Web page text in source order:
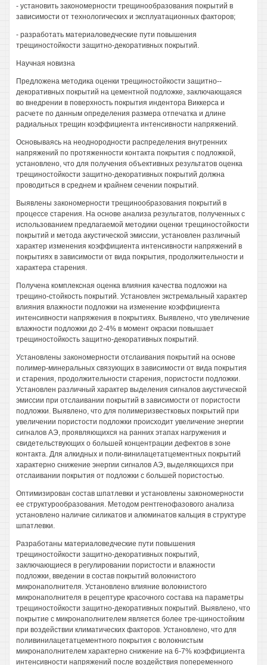
- установить закономерности трещинообразования покрытий в
зависимости от технологических и эксплуатационных факторов;
- разработать материаловедческие пути повышения
трещиностойкости защитно-декоративных покрытий.
Научная новизна
Предложена методика оценки трещиностойкости защитно--
декоративных покрытий на цементной подложке, заключающаяся
во внедрении в поверхность покрытия индентора Виккерса и
расчете по данным определения размера отпечатка и длине
радиальных трещин коэффициента интенсивности напряжений.
Основываясь на неоднородности распределения внутренних
напряжений по протяженности контакта покрытия с подложкой,
установлено, что для получения объективных результатов оценка
трещиностойкости защитно-декоративных покрытий должна
проводиться в среднем и крайнем сечении покрытий.
Выявлены закономерности трещинообразования покрытий в
процессе старения. На основе анализа результатов, полученных с
использованием предлагаемой методики оценки трещиностойкости
покрытий и метода акустической эмиссии, установлен различный
характер изменения коэффициента интенсивности напряжений в
покрытиях в зависимости от вида покрытия, продолжительности и
характера старения.
Получена комплексная оценка влияния качества подложки на
трещино-стойкость покрытий. Установлен экстремальный характер
влияния влажности подложки на изменение коэффициента
интенсивности напряжения в покрытиях. Выявлено, что увеличение
влажности подложки до 2-4% в момент окраски повышает
трещиностойкость защитно-декоративных покрытий.
Установлены закономерности отслаивания покрытий на основе
полимер-минеральных связующих в зависимости от вида покрытия
и старения, продолжительности старения, пористости подложки.
Установлен различный характер выделения сигналов акустической
эмиссии при отслаивании покрытий в зависимости от пористости
подложки. Выявлено, что для полимеризвестковых покрытий при
увеличении пористости подложки происходит увеличение энергии
сигналов АЭ, проявляющихся на ранних этапах нагружения и
свидетельствующих о большей концентрации дефектов в зоне
контакта. Для алкидных и поли-винилацетатцементных покрытий
характерно снижение энергии сигналов АЭ, выделяющихся при
отслаивании покрытия от подложки с большей пористостью.
Оптимизирован состав шпатлевки и установлены закономерности
ее структурообразования. Методом рентгенофазового анализа
установлено наличие силикатов и алюминатов кальция в структуре
шпатлевки.
Разработаны материаловедческие пути повышения
трещиностойкости защитно-декоративных покрытий,
заключающиеся в регулировании пористости и влажности
подложки, введении в состав покрытий волокнистого
микронаполнителя. Установлено влияние волокнистого
микронаполнителя в рецептуре красочного состава на параметры
трещиностойкости защитно-декоративных покрытий. Выявлено, что
покрытие с микронаполнителем является более тре-щиностойким
при воздействии климатических факторов. Установлено, что для
поливинилацетатцементного покрытия с волокнистым
микронаполнителем характерно снижение на 6-7% коэффициента
интенсивности напряжений после воздействия попеременного